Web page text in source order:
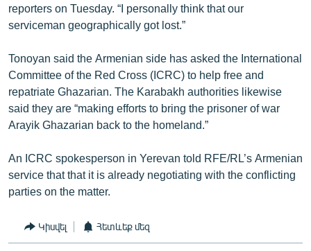
reporters on Tuesday. “I personally think that our
serviceman geographically got lost.”
Tonoyan said the Armenian side has asked the International
Committee of the Red Cross (ICRC) to help free and
repatriate Ghazarian. The Karabakh authorities likewise
said they are “making efforts to bring the prisoner of war
Arayik Ghazarian back to the homeland.”
An ICRC spokesperson in Yerevan told RFE/RL’s Armenian
service that that it is already negotiating with the conflicting
parties on the matter.
Կիսվել Հետևեք մեզ